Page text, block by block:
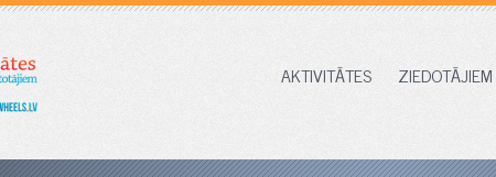
AKTIVITĀTES ZIEDOTĀJIEM